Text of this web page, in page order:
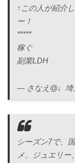
↑この人が紹介
ー！
*****
稼ぐ
副業LDH
— さなえ@♩埼
シーズン7で、
メ、ジュエリ